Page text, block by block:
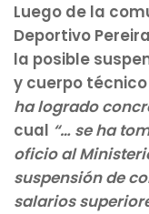
Luego de la
Deportivo
la posible
y cuerpo
ha logrado
cual “… se ha
oficio al
suspensión de
salarios